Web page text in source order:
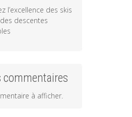
l’excellence des skis
descentes
commentaires
à afficher.